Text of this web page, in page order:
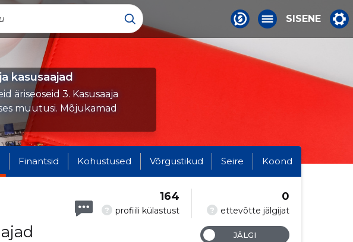
SISENE
kasusaajad
äriseoseid 3. Kasusaaja
muutusi. Mõjukamad
Finantsid Kohustused Võrgustikud Seire Koond
? profiili külastust
164
? ettevõtte jälgijat
0
JÄLGI